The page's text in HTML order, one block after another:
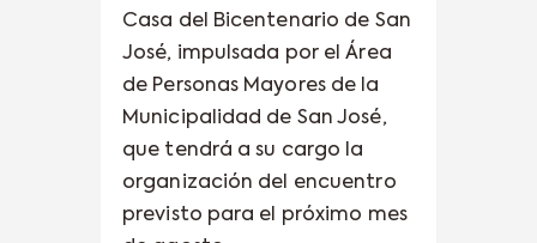
Casa del Bicentenario de San
José, impulsada por el Área
de Personas Mayores de la
Municipalidad de San José,
que tendrá a su cargo la
organización del encuentro
previsto para el próximo mes